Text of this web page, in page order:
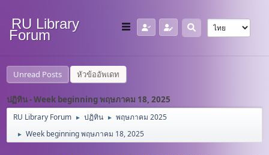
RU Library
Forum
Unread Posts หัวข้ออัพเดท
ปฏิทิน - Week beginning พฤษภาคม 18, 2025
RU Library Forum ► ปฏิทิน ► พฤษภาคม 2025
► Week beginning พฤษภาคม 18, 2025